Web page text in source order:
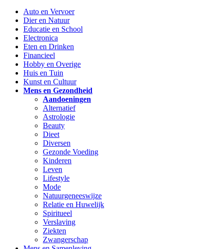
Auto en Vervoer
Dier en Natuur
Educatie en School
Electronica
Eten en Drinken
Financieel
Hobby en Overige
Huis en Tuin
Kunst en Cultuur
Mens en Gezondheid
Aandoeningen
Alternatief
Astrologie
Beauty
Dieet
Diversen
Gezonde Voeding
Kinderen
Leven
Lifestyle
Mode
Natuurgeneeswijze
Relatie en Huwelijk
Spiritueel
Verslaving
Ziekten
Zwangerschap